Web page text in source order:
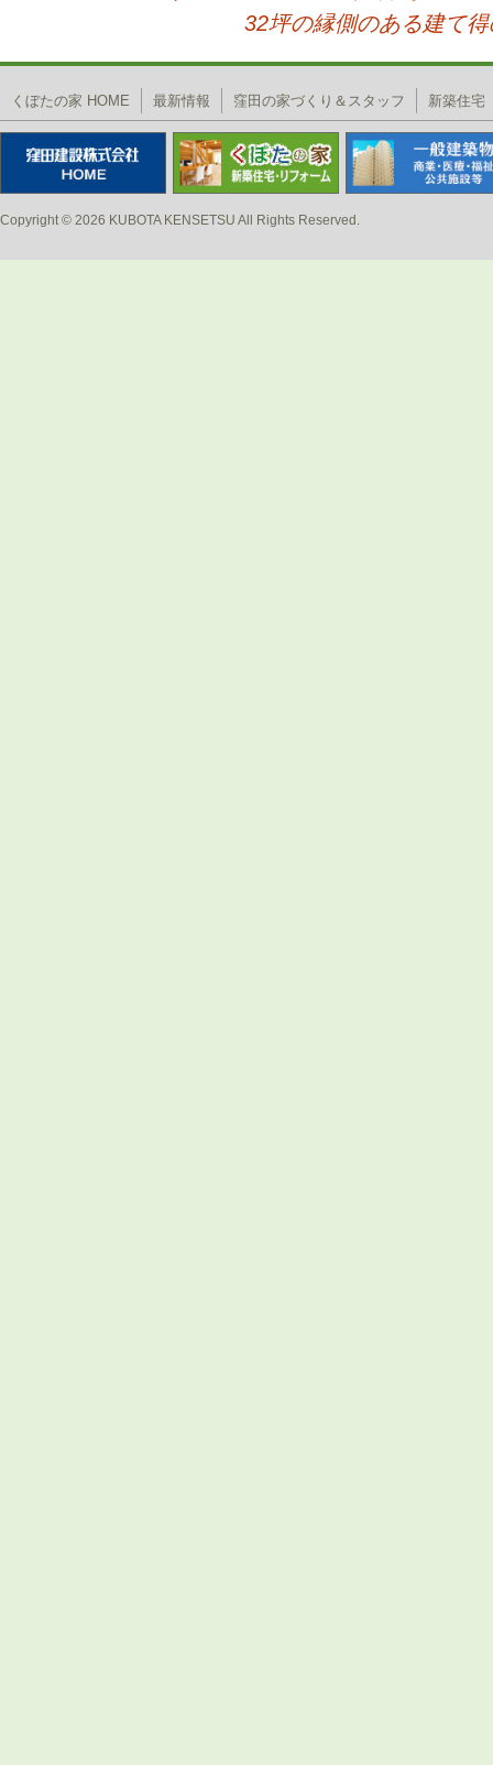
投稿ナビゲーション32坪の縁側のある建て
くぼたの家 HOME 最新情報 窪田の家づくり＆スタッフ 新築住宅
Copyright © 2026 KUBOTA KENSETSU All Rights Reserved.